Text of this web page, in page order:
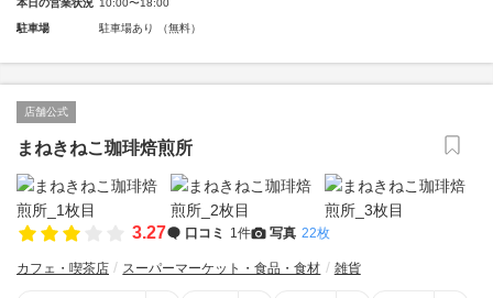
本日の営業状況 10:00〜18:00
駐車場 駐車場あり （無料）
店舗公式
まねきねこ珈琲焙煎所
3.27 口コミ 1件 写真 22枚
カフェ・喫茶店 スーパーマーケット・食品・食材 雑貨